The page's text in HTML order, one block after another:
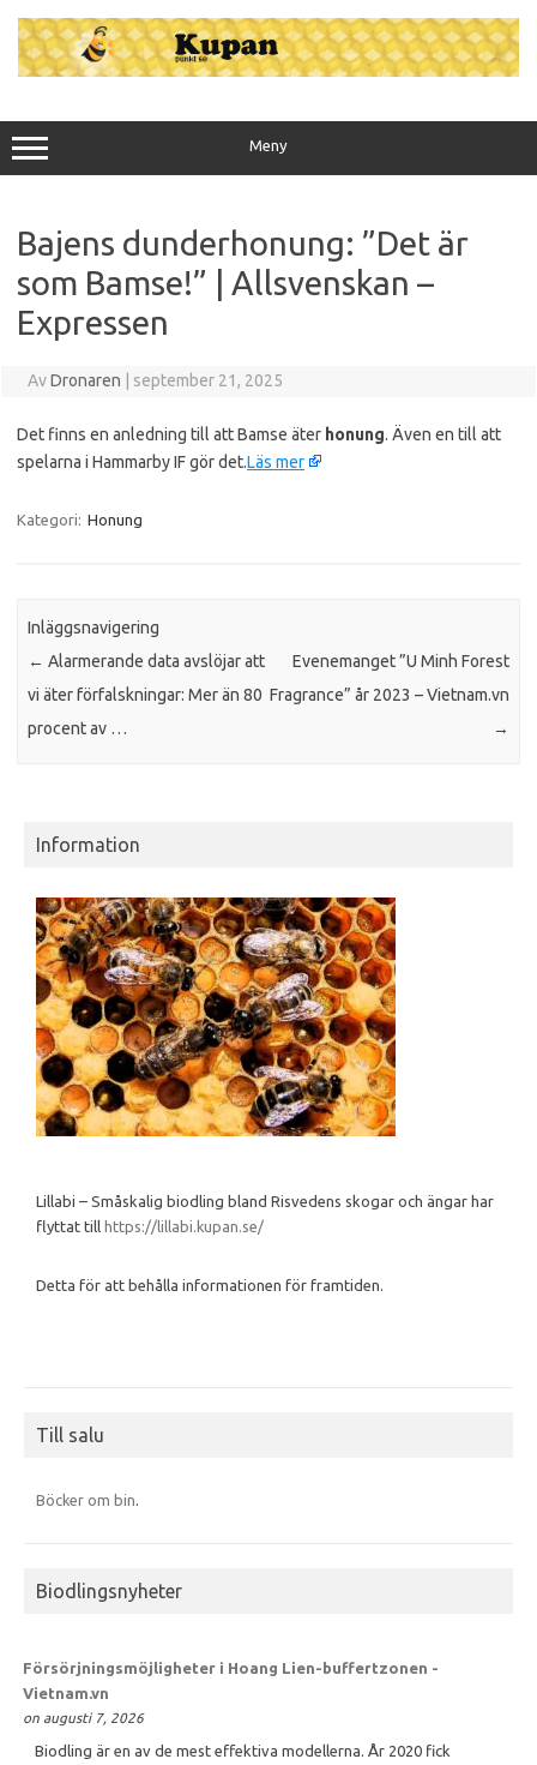
innehåll
Meny
Bajens dunderhonung: ”Det är
som Bamse!” | Allsvenskan –
Expressen
AvDronaren september 21, 2025
Det finns en anledning till att Bamse äter honung. Även en till att
spelarna i Hammarby IF gör det.Läs mer
Kategori: Honung
Inläggsnavigering
← Alarmerande data avslöjar att
vi äter förfalskningar: Mer än 80
procent av …
Evenemanget ”U Minh Forest
Fragrance” år 2023 – Vietnam.vn
→
Information
Lillabi – Småskalig biodling bland Risvedens skogar och ängar har
flyttat till https://lillabi.kupan.se/
Detta för att behålla informationen för framtiden.
Till salu
Böcker om bin.
Biodlingsnyheter
Försörjningsmöjligheter i Hoang Lien-buffertzonen -
Vietnam.vn
on augusti 7, 2026
Biodling är en av de mest effektiva modellerna. År 2020 fick